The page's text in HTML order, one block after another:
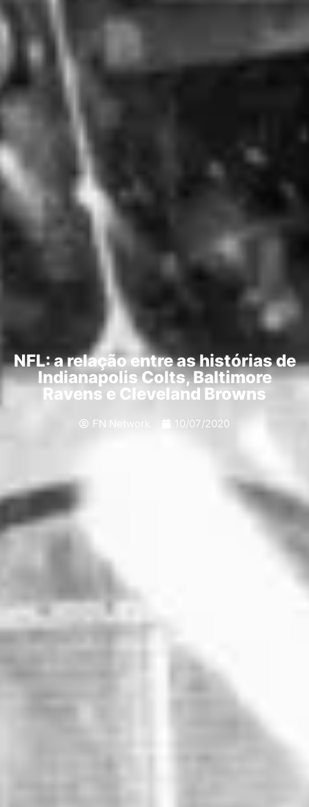
NFL: a relação entre as histórias de
Indianapolis Colts, Baltimore
Ravens e Cleveland Browns
FN Network 10/07/2020